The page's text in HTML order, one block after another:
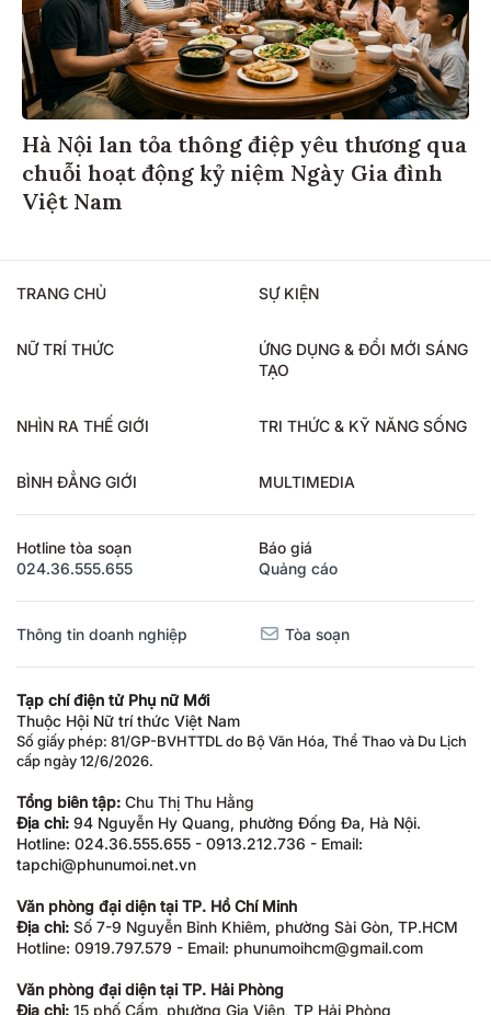
Hà Nội lan tỏa thông điệp yêu thương qua
chuỗi hoạt động kỷ niệm Ngày Gia đình
Việt Nam
TRANG CHỦ SỰ KIỆN
NỮ TRÍ THỨC
ỨNG DỤNG & ĐỔI MỚI SÁNG
TẠO
NHÌN RA THẾ GIỚI TRI THỨC & KỸ NĂNG SỐNG
BÌNH ĐẲNG GIỚI MULTIMEDIA
Hotline tòa soạn
024.36.555.655
Báo giá
Quảng cáo
Thông tin doanh nghiệp Tòa soạn
Tạp chí điện tử Phụ nữ Mới
Thuộc Hội Nữ trí thức Việt Nam
Số giấy phép: 81/GP-BVHTTDL do Bộ Văn Hóa, Thể Thao và Du Lịch
cấp ngày 12/6/2026.
Tổng biên tập: Chu Thị Thu Hằng
Địa chỉ: 94 Nguyễn Hy Quang, phường Đống Đa, Hà Nội.
Hotline: 024.36.555.655 - 0913.212.736 - Email:
tapchi@phunumoi.net.vn
Văn phòng đại diện tại TP. Hồ Chí Minh
Địa chỉ: Số 7-9 Nguyễn Bỉnh Khiêm, phường Sài Gòn, TP.HCM
Hotline: 0919.797.579 - Email: phunumoihcm@gmail.com
Văn phòng đại diện tại TP. Hải Phòng
Địa chỉ: 15 phố Cấm, phường Gia Viên, TP Hải Phòng